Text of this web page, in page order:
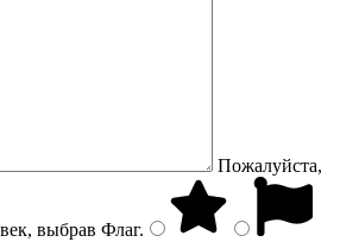
Пожалуйста,
выбрав Флаг.